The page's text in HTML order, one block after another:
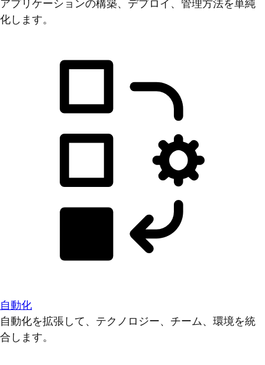
アプリケーションの構築、デプロイ、管理方法を単純
化します。
自動化
自動化を拡張して、テクノロジー、チーム、環境を統
合します。